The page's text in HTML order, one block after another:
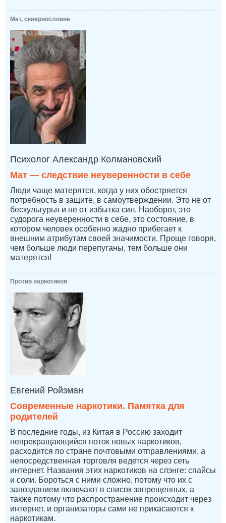
Мат, сквернословие
Психолог Александр Колмановский
Мат — следствие неуверенности в себе
Люди чаще матерятся, когда у них обостряется
потребность в защите, в самоутверждении. Это не от
бескультурья и не от избытка сил. Наоборот, это
судорога неуверенности в себе, это состояние, в
котором человек особенно жадно прибегает к
внешним атрибутам своей значимости. Проще говоря,
чем больше люди перепуганы, тем больше они
матерятся!
Против наркотиков
Евгений Ройзман
Современные наркотики. Памятка для
родителей
В последние годы, из Китая в Россию заходит
непрекращающийся поток новых наркотиков,
расходится по стране почтовыми отправлениями, а
непосредственная торговля ведется через сеть
интернет. Названия этих наркотиков на слэнге: спайсы
и соли. Бороться с ними сложно, потому что их с
запозданием включают в список запрещенных, а
также потому что распространение происходит через
интернет, и организаторы сами не прикасаются к
наркотикам.